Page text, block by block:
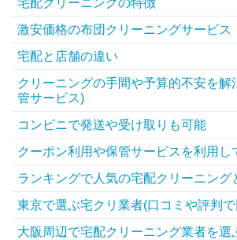
宅配クリーニングの特徴
激安価格の布団クリーニングサービス
宅配と店舗の違い
クリーニングの手間や予算的不安を解
管サービス)
コンビニで発送や受け取りも可能
クーポン利用や保管サービスを利用し
ランキングで人気の宅配クリーニング
東京で選ぶ宅クリ業者(口コミや評判
大阪周辺で宅配クリーニング業者を選